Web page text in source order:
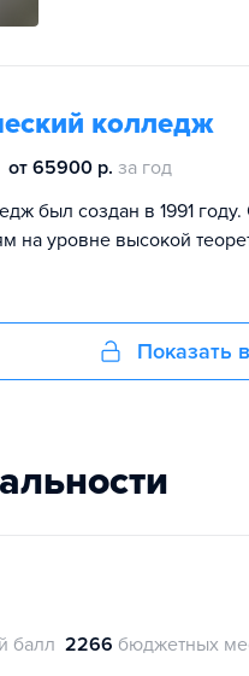
колледж
от 65900 р. за год
был создан в 1991
на уровне высокой
Показать
балл 2266 бюджетных